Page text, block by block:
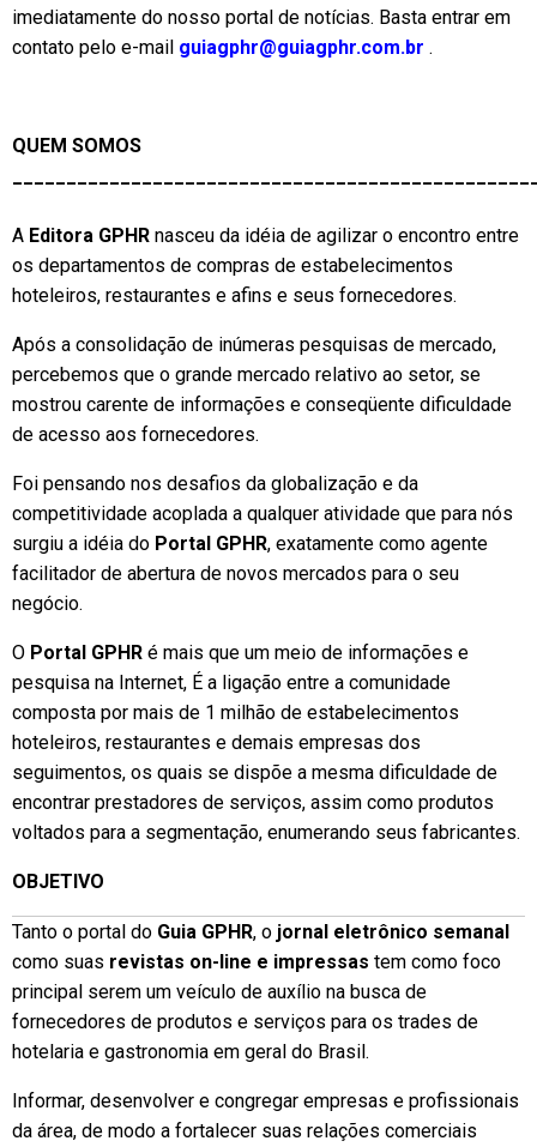
imediatamente do nosso portal de notícias. Basta entrar em
contato pelo e-mail guiagphr@guiagphr.com.br .
QUEM SOMOS
A Editora GPHR nasceu da idéia de agilizar o encontro entre
os departamentos de compras de estabelecimentos
hoteleiros, restaurantes e afins e seus fornecedores.
Após a consolidação de inúmeras pesquisas de mercado,
percebemos que o grande mercado relativo ao setor, se
mostrou carente de informações e conseqüente dificuldade
de acesso aos fornecedores.
Foi pensando nos desafios da globalização e da
competitividade acoplada a qualquer atividade que para nós
surgiu a idéia do Portal GPHR, exatamente como agente
facilitador de abertura de novos mercados para o seu
negócio.
O Portal GPHR é mais que um meio de informações e
pesquisa na Internet, É a ligação entre a comunidade
composta por mais de 1 milhão de estabelecimentos
hoteleiros, restaurantes e demais empresas dos
seguimentos, os quais se dispõe a mesma dificuldade de
encontrar prestadores de serviços, assim como produtos
voltados para a segmentação, enumerando seus fabricantes.
OBJETIVO
Tanto o portal do Guia GPHR, o jornal eletrônico semanal
como suas revistas on-line e impressas tem como foco
principal serem um veículo de auxílio na busca de
fornecedores de produtos e serviços para os trades de
hotelaria e gastronomia em geral do Brasil.
Informar, desenvolver e congregar empresas e profissionais
da área, de modo a fortalecer suas relações comerciais